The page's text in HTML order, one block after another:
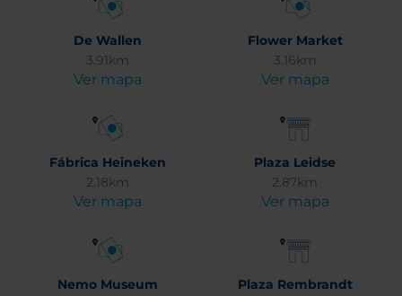
De Wallen
3.91km
Ver mapa
Flower Market
3.16km
Ver mapa
Fábrica Heineken
2.18km
Ver mapa
Plaza Leidse
2.87km
Ver mapa
Nemo Museum Plaza Rembrandt